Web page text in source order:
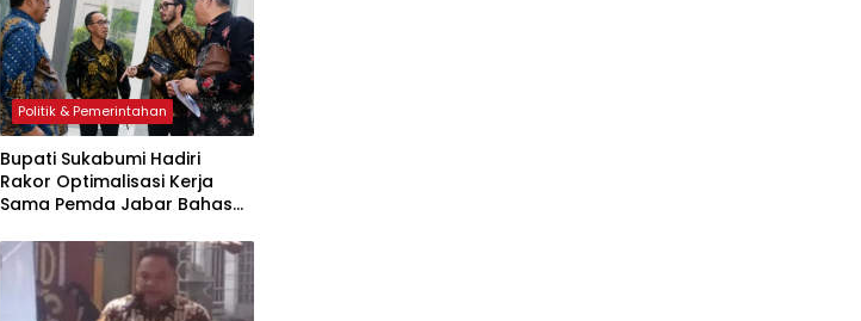
Politik & Pemerintahan
Bupati Sukabumi Hadiri
Rakor Optimalisasi Kerja
Sama Pemda Jabar Bahas